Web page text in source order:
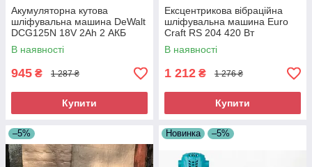
Акумуляторна кутова
шліфувальна машина DeWalt
DCG125N 18V 2Ah 2 АКБ
Професійна акумуляторна
болгарка
В наявності
945 ₴ 1 287 ₴
Купити
Ексцентрикова вібраційна
шліфувальна машина Euro
Craft RS 204 420 Вт
Ексцентрикова шліфмашина
для полірування
В наявності
1 212 ₴ 1 276 ₴
Купити
–5% Новинка –5%